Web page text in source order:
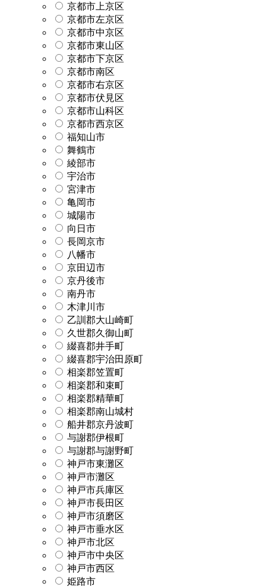
京都市上京区
京都市左京区
京都市中京区
京都市東山区
京都市下京区
京都市南区
京都市右京区
京都市伏見区
京都市山科区
京都市西京区
福知山市
舞鶴市
綾部市
宇治市
宮津市
亀岡市
城陽市
向日市
長岡京市
八幡市
京田辺市
京丹後市
南丹市
木津川市
乙訓郡大山崎町
久世郡久御山町
綴喜郡井手町
綴喜郡宇治田原町
相楽郡笠置町
相楽郡和束町
相楽郡精華町
相楽郡南山城村
船井郡京丹波町
与謝郡伊根町
与謝郡与謝野町
神戸市東灘区
神戸市灘区
神戸市兵庫区
神戸市長田区
神戸市須磨区
神戸市垂水区
神戸市北区
神戸市中央区
神戸市西区
姫路市